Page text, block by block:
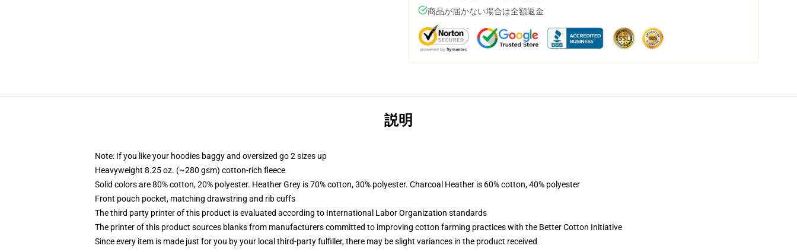
商品が届かない場合は全額返金
説明
Note: If you like your hoodies baggy and oversized go 2 sizes up
Heavyweight 8.25 oz. (~280 gsm) cotton-rich fleece
Solid colors are 80% cotton, 20% polyester. Heather Grey is 70% cotton, 30% polyester. Charcoal Heather is 60% cotton, 40% polyester
Front pouch pocket, matching drawstring and rib cuffs
The third party printer of this product is evaluated according to International Labor Organization standards
The printer of this product sources blanks from manufacturers committed to improving cotton farming practices with the Better Cotton Initiative
Since every item is made just for you by your local third-party fulfiller, there may be slight variances in the product received